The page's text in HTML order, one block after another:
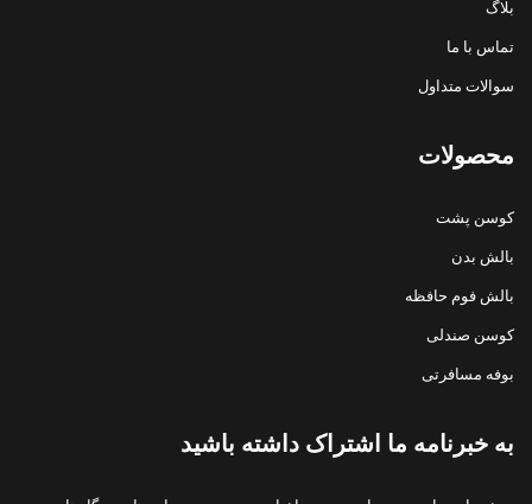
بلاگ
تماس با ما
سوالات متداول
محصولات
کوسن پشت
بالش بدن
بالش فوم حافظه
کوسن صندلی
بوفه مسافرتی
به خبرنامه ما اشتراک داشته باشید